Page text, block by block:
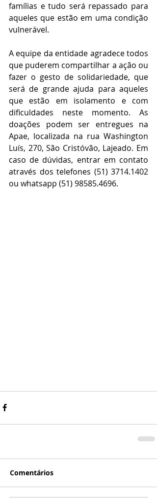
famílias e tudo será repassado para
aqueles que estão em uma condição
vulnerável.
A equipe da entidade agradece todos
que puderem compartilhar a ação ou
fazer o gesto de solidariedade, que
será de grande ajuda para aqueles
que estão em isolamento e com
dificuldades neste momento. As
doações podem ser entregues na
Apae, localizada na rua Washington
Luís, 270, São Cristóvão, Lajeado. Em
caso de dúvidas, entrar em contato
através dos telefones (51) 3714.1402
ou whatsapp (51) 98585.4696.
Comentários